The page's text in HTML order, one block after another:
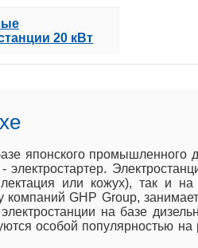
20 кВт
японского
или кожух), так и
GHP Group,
на базе
особой популярностью